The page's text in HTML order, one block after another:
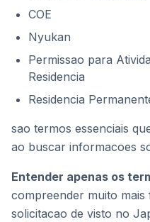
COE
Nyukan
Permissao para
Residencia
Residencia
sao termos essenciais
ao buscar informacoes
Entender apenas os
compreender muito
solicitacao de visto no